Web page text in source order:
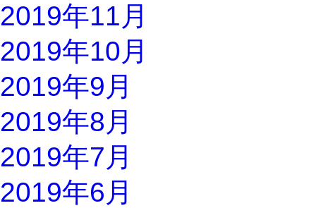
2019年11月
2019年10月
2019年9月
2019年8月
2019年7月
2019年6月